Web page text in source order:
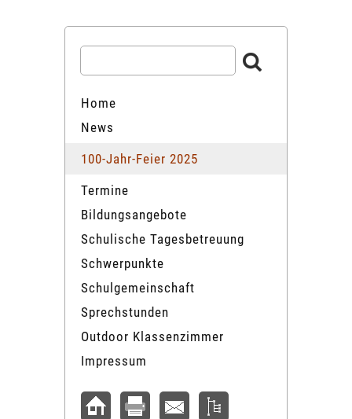
Home
News
100-Jahr-Feier 2025
Termine
Bildungsangebote
Schulische Tagesbetreuung
Schwerpunkte
Schulgemeinschaft
Sprechstunden
Outdoor Klassenzimmer
Impressum